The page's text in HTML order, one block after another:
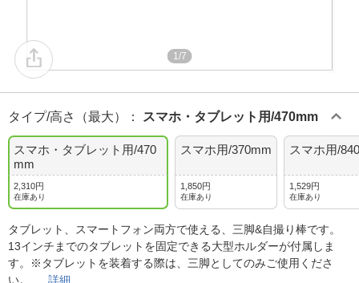
1/7
タイプ/高さ（最大） ： スマホ・タブレット用/470mm
スマホ・タブレット用/470
mm
2,310円
在庫あり
スマホ用/370mm
1,850円
在庫あり
スマホ用/
1,529円
在庫あり
タブレット、スマートフォン両方で使える、三脚&自撮り棒です。
13インチまでのタブレットを固定できる大型ホルダーが付属しま
す。※タブレットを装着する際は、三脚としてのみご使用くださ
い。 詳細